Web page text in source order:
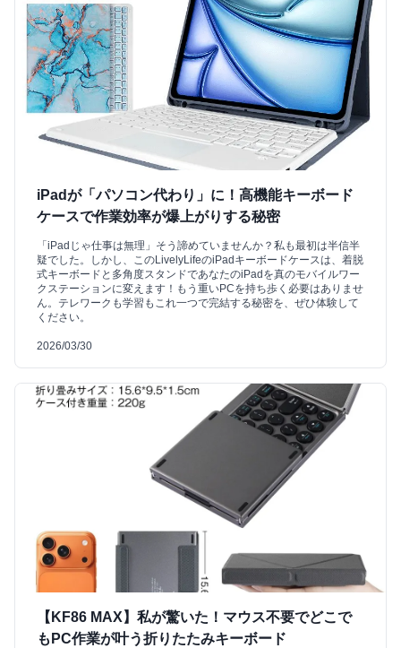
iPadが「パソコン代わり」に！高機能キーボード
ケースで作業効率が爆上がりする秘密
「iPadじゃ仕事は無理」そう諦めていませんか？私も最初は半信半
疑でした。しかし、このLivelyLifeのiPadキーボードケースは、着脱
式キーボードと多角度スタンドであなたのiPadを真のモバイルワー
クステーションに変えます！もう重いPCを持ち歩く必要はありませ
ん。テレワークも学習もこれ一つで完結する秘密を、ぜひ体験して
ください。
2026/03/30
【KF86 MAX】私が驚いた！マウス不要でどこで
もPC作業が叶う折りたたみキーボード